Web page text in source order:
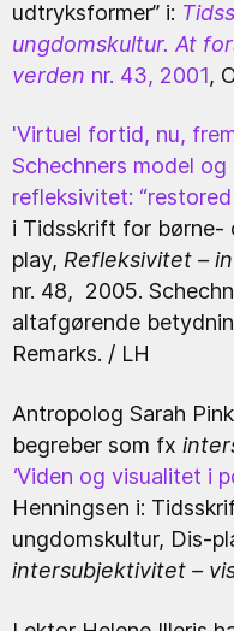
udtryksformer” i:
ungdomskultur. At
verden nr. 43, 2001,
'Virtuel fortid, nu,
Schechners model
refleksivitet:
i Tidsskrift for børne-
play, Refleksivitet –
nr. 48, 2005.
altafgørende
Remarks. / LH
Antropolog Sarah
begreber som fx
'Viden og visualitet i
Henningsen i:
ungdomskultur, Dis-
intersubjektivitet –